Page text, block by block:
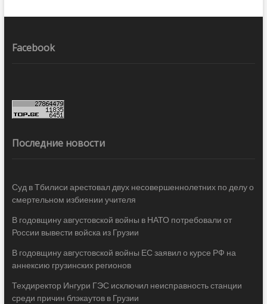
Facebook
Последние новости
Суд в Тбилиси арестовал двух несовершеннолетних по делу о
смертельном избиении учителя
В годовщину августовской войны в НАТО потребовали от
России вывести войска из Грузии
В годовщину августовской войны ЕС заявил о курсе РФ на
аннексию грузинских регионов
Техдиректор Ингури ГЭС исключил неисправность станции
среди причин блэкаутов в Грузии